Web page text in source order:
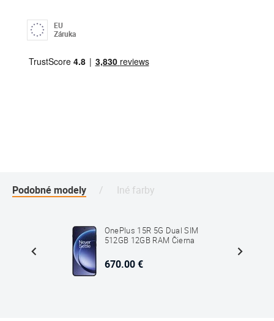
EU
Záruka
Podobné modely Iné farby
OnePlus 15R 5G Dual SIM
512GB 12GB RAM Čierna
670.00 €